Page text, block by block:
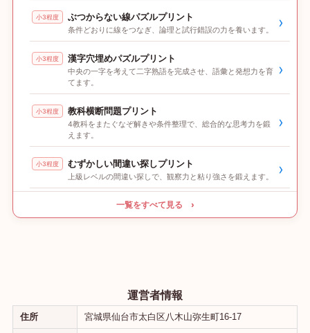
小3程度 ぶつからない線パズルプリント
条件どおりに線をつなぎ、論理と試行錯誤の力を養います。 ›
小3程度 漢字穴埋めパズルプリント
中央の一字を考えて二字熟語を完成させ、語彙と発想力を育
てます。
›
小3程度 教科横断問題プリント
4教科をまたぐなぞ解きや条件整理で、総合的な思考力を鍛
えます。
›
小3程度 むずかしい間違い探しプリント
上級レベルの間違い探しで、観察力と粘り強さを鍛えます。 ›
一覧をすべて見る ›
運営者情報
住所 宮城県仙台市太白区八木山弥生町16-17